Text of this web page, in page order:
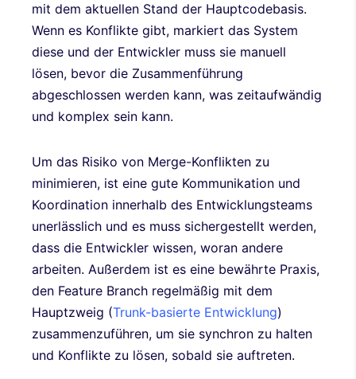
mit dem aktuellen Stand der Hauptcodebasis.
Wenn es Konflikte gibt, markiert das System
diese und der Entwickler muss sie manuell
lösen, bevor die Zusammenführung
abgeschlossen werden kann, was zeitaufwändig
und komplex sein kann.
Um das Risiko von Merge-Konflikten zu
minimieren, ist eine gute Kommunikation und
Koordination innerhalb des Entwicklungsteams
unerlässlich und es muss sichergestellt werden,
dass die Entwickler wissen, woran andere
arbeiten. Außerdem ist es eine bewährte Praxis,
den Feature Branch regelmäßig mit dem
Hauptzweig (Trunk-basierte Entwicklung)
zusammenzuführen, um sie synchron zu halten
und Konflikte zu lösen, sobald sie auftreten.